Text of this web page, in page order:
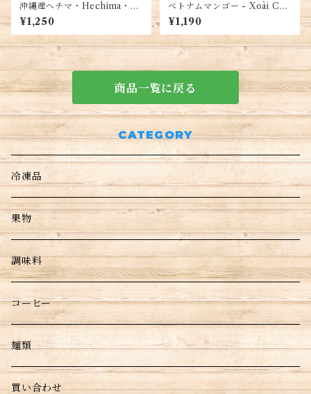
沖縄産ヘチマ・Hechima・M
ướp tươi Okinawa 1kg
¥1,250
ベトナムマンゴー - Xoài Cát
Chu - Sour Green Mango
(1kg)
¥1,190
商品一覧に戻る
CATEGORY
冷凍品
果物
調味料
コーヒー
麺類
買い合わせ